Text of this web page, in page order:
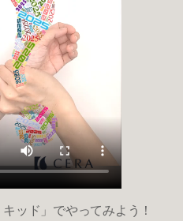
ッド」でやってみよう！